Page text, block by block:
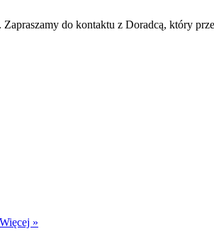
do kontaktu z Doradcą, który
Więcej »